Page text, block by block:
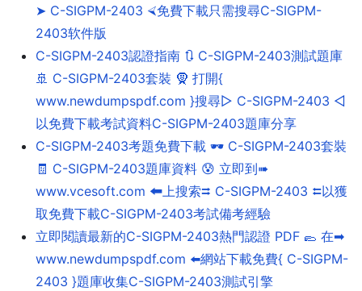
➤ C-SIGPM-2403 ⮘免費下載只需搜尋C-SIGPM-
2403软件版
C-SIGPM-2403認證指南 🔃 C-SIGPM-2403測試題庫
🚢 C-SIGPM-2403套裝 🧕 打開{
www.newdumpspdf.com }搜尋▷ C-SIGPM-2403 ◁
以免費下載考試資料C-SIGPM-2403題庫分享
C-SIGPM-2403考題免費下載 🕶 C-SIGPM-2403套裝
🧾 C-SIGPM-2403題庫資料 😰 立即到➠
www.vcesoft.com 🠰上搜索⮆ C-SIGPM-2403 ⮄以獲
取免費下載C-SIGPM-2403考試備考經驗
立即閱讀最新的C-SIGPM-2403熱門認證 PDF 🥿 在➡
www.newdumpspdf.com ️⬅️網站下載免費{ C-SIGPM-
2403 }題庫收集C-SIGPM-2403測試引擎